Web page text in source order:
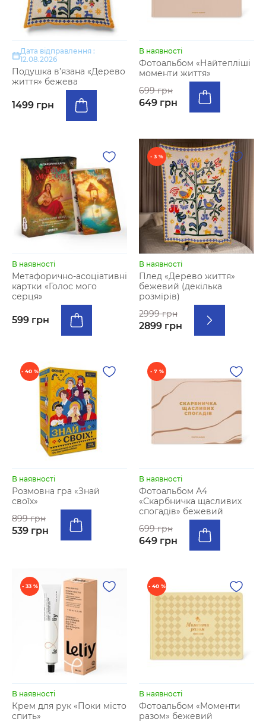
Дата відправлення :
12.08.2026
Подушка в’язана «Дерево
життя» бежева
1499 грн
В наявності
Фотоальбом «Найтепліші
моменти життя»
699 грн
649 грн
В наявності
Метафорично-асоціативні
картки «Голос мого
серця»
599 грн
- 3 %
В наявності
Плед «Дерево життя»
бежевий (декілька
розмірів)
2999 грн
2899 грн
- 40 %
В наявності
Розмовна гра «Знай
своїх»
899 грн
539 грн
- 7 %
В наявності
Фотоальбом А4
«Скарбничка щасливих
спогадів» бежевий
699 грн
649 грн
- 33 %
В наявності
Крем для рук «Поки місто
спить»
- 40 %
В наявності
Фотоальбом «Моменти
разом» бежевий